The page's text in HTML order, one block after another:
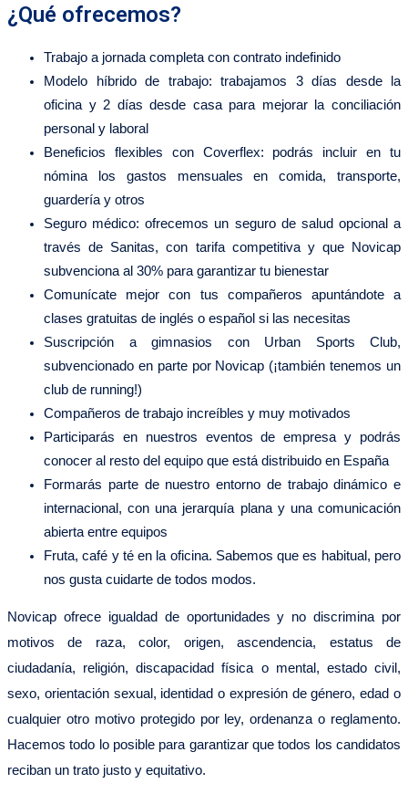
¿Qué ofrecemos?
Trabajo a jornada completa con contrato indefinido
Modelo híbrido de trabajo: trabajamos 3 días desde la
oficina y 2 días desde casa para mejorar la conciliación
personal y laboral
Beneficios flexibles con Coverflex: podrás incluir en tu
nómina los gastos mensuales en comida, transporte,
guardería y otros
Seguro médico: ofrecemos un seguro de salud opcional a
través de Sanitas, con tarifa competitiva y que Novicap
subvenciona al 30% para garantizar tu bienestar
Comunícate mejor con tus compañeros apuntándote a
clases gratuitas de inglés o español si las necesitas
Suscripción a gimnasios con Urban Sports Club,
subvencionado en parte por Novicap (¡también tenemos un
club de running!)
Compañeros de trabajo increíbles y muy motivados
Participarás en nuestros eventos de empresa y podrás
conocer al resto del equipo que está distribuido en España
Formarás parte de nuestro entorno de trabajo dinámico e
internacional, con una jerarquía plana y una comunicación
abierta entre equipos
Fruta, café y té en la oficina. Sabemos que es habitual, pero
nos gusta cuidarte de todos modos.
Novicap ofrece igualdad de oportunidades y no discrimina por
motivos de raza, color, origen, ascendencia, estatus de
ciudadanía, religión, discapacidad física o mental, estado civil,
sexo, orientación sexual, identidad o expresión de género, edad o
cualquier otro motivo protegido por ley, ordenanza o reglamento.
Hacemos todo lo posible para garantizar que todos los candidatos
reciban un trato justo y equitativo.